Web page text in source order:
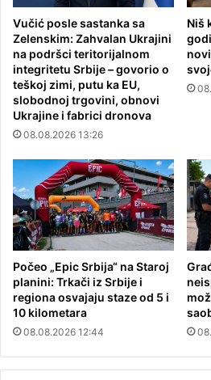
Vučić posle sastanka sa
Zelenskim: Zahvalan Ukrajini
na podršci teritorijalnom
integritetu Srbije – govorio o
teškoj zimi, putu ka EU,
slobodnoj trgovini, obnovi
Ukrajine i fabrici dronova
08.08.2026 13:26
Niš
Počeo „Epic Srbija“ na Staroj
planini: Trkači iz Srbije i
regiona osvajaju staze od 5 i
10 kilometara
08.08.2026 12:44